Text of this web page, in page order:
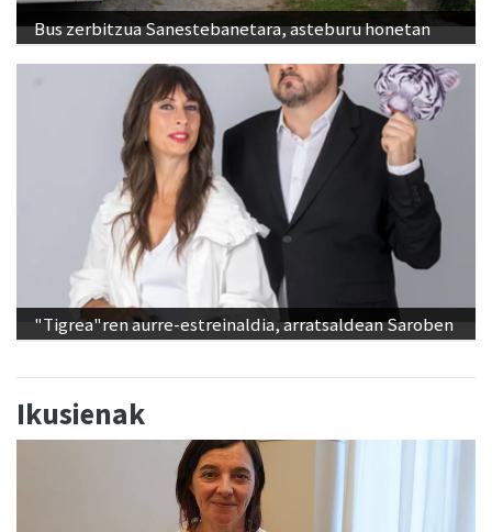
Bus zerbitzua Sanestebanetara, asteburu honetan
"Tigrea"ren aurre-estreinaldia, arratsaldean Saroben
Ikusienak